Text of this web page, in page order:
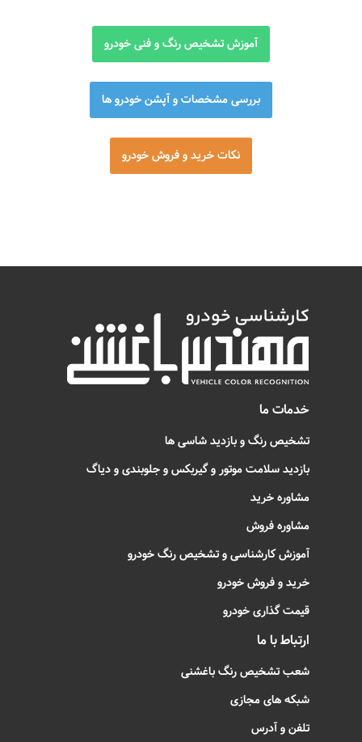
آموزش تشخیص رنگ و فنی خودرو
بررسی مشخصات و آپشن خودرو ها
نکات خرید و فروش خودرو
خدمات ما
تشخیص رنگ و بازدید شاسی ها
بازدید سلامت موتور و گیربکس و جلوبندی و دیاگ
مشاوره خرید
مشاوره فروش
آموزش کارشناسی و تشخیص رنگ خودرو
خرید و فروش خودرو
قیمت گذاری خودرو
ارتباط با ما
شعب تشخیص رنگ باغشنی
شبکه های مجازی
تلفن و آدرس